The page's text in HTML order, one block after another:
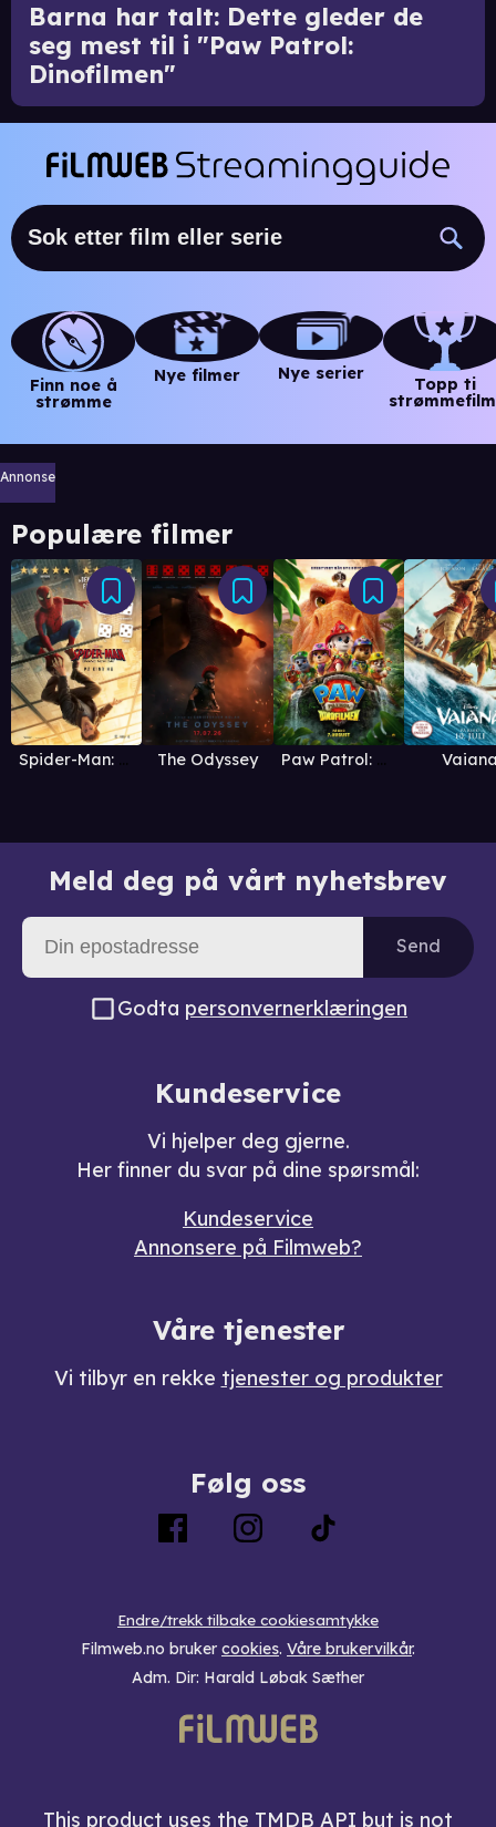
Barna har talt: Dette gleder de
seg mest til i "Paw Patrol:
Dinofilmen"
Finn noe å
strømme
Nye filmer Nye serier
Topp ti
Annonse
Populære filmer
Spider-Man: Brand New Day The Odyssey Paw Patrol: Dinofilmen
Meld deg på vårt nyhetsbrev
Send
Godta personvernerklæringen
Kundeservice
Vi hjelper deg gjerne.
Her finner du svar på dine spørsmål:
Kundeservice
Annonsere på Filmweb?
Våre tjenester
Vi tilbyr en rekke tjenester og produkter
Følg oss
Endre/trekk tilbake cookiesamtykke
Filmweb.no bruker cookies. Våre brukervilkår.
Adm. Dir: Harald Løbak Sæther
This product uses the TMDB API but is not